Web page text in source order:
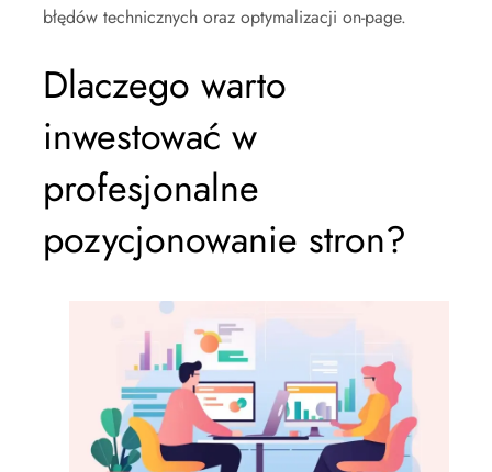
błędów technicznych oraz optymalizacji on-page.
Dlaczego warto
inwestować w
profesjonalne
pozycjonowanie stron?